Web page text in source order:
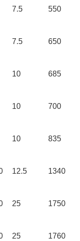
7.5 550
7.5 650
10 685
10 700
10 835
12.5 1340
25 1750
25 1760